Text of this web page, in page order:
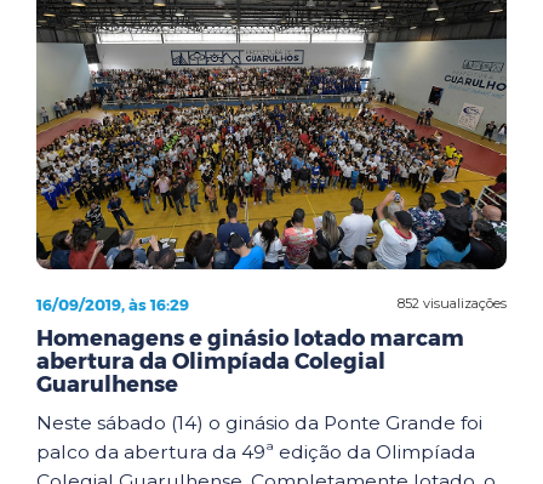
852 visualizações
16/09/2019, às 16:29
Homenagens e ginásio lotado marcam
abertura da Olimpíada Colegial
Guarulhense
Neste sábado (14) o ginásio da Ponte Grande foi
palco da abertura da 49ª edição da Olimpíada